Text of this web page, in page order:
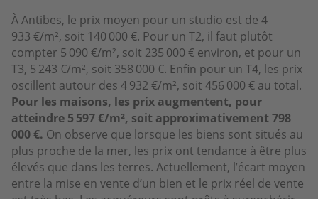
À Antibes, le prix moyen pour un studio est de 4
933 €/m², soit 140 000 €. Pour un T2, il faut plutôt
compter 5 090 €/m², soit 235 000 € environ, et pour un
T3, 5 243 €/m², soit 358 000 €. Enfin pour un T4, les prix
oscillent autour des 4 932 €/m², soit 456 000 € au total.
Pour les maisons, les prix augmentent, pour
atteindre 5 597 €/m², soit approximativement 798
000 €. On observe que lorsque les biens sont situés au
plus proche de la mer, les prix ont tendance à être plus
élevés que dans les terres. Actuellement, l’écart moyen
entre la mise en vente d’un bien et le prix réel de vente